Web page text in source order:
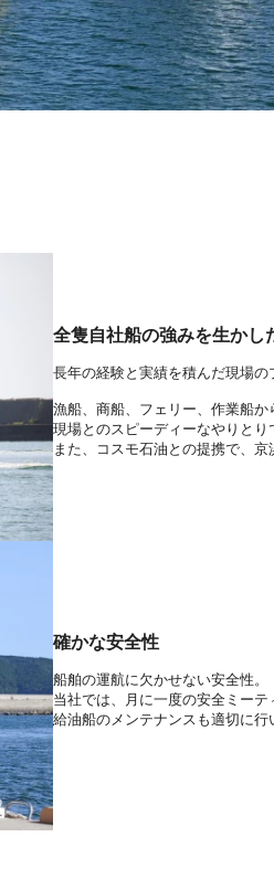
全隻自社船の強みを生かし
長年の経験と実績を積んだ現場の
漁船、商船、フェリー、作業船か
現場とのスピーディーなやりとり
また、コスモ石油との提携で、
確かな安全性
船舶の運航に欠かせない安全性。
当社では、月に一度の安全ミーテ
給油船のメンテナンスも適切に行